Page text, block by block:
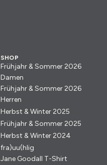
SHOP
Frühjahr & Sommer 2026
Damen
Frühjahr & Sommer 2026
Herren
Herbst & Winter 2025
Frühjahr & Sommer 2025
Herbst & Winter 2024
fra)uu(hlig
Jane Goodall T-Shirt